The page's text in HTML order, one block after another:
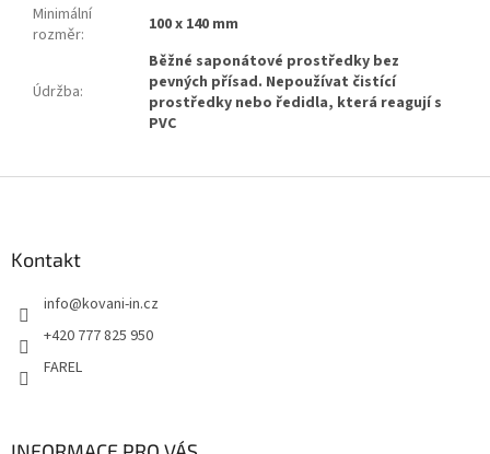
Minimální
rozměr: 100 x 140 mm
Údržba:
Běžné saponátové prostředky bez
pevných přísad. Nepoužívat čistící
prostředky nebo ředidla, která reagují s
PVC
Kontakt
info@kovani-in.cz
+420 777 825 950
FAREL